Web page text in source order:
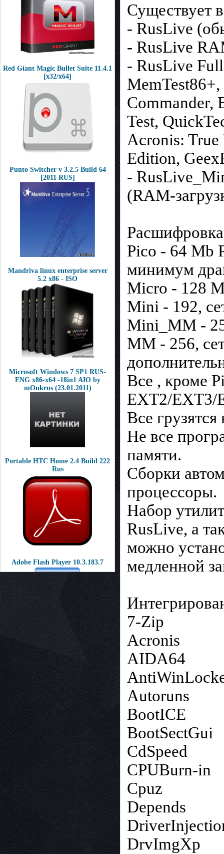
Red Giant Magic Bullet Suite 11.4.1
[x32/x64]
Punto Switcher v 3.2.5 Build 64
[2011 RUS]
Mandriva linux enterprise server
5.2 x86 - ISO
Microsoft Windows 7 SP1 RUS-
ENG x86-x64 -18in1 AIO by
mOnkrus (23.01.2011)
Portable HTC Home 2.4 Build 222
Rus
Adobe Flash Player 10.3.183.7
Существует
- RusLive
- RusLive
- RusLive
Commander,
Test,
Acronis:
Edition,
-
(RAM-
Pico - 64 Mb
минимум
Micro - 128
Mini - 192,
Mini_MM -
MM - 256,
Все , кроме
EXT2/EXT3/
Все
Не все
памяти.
Сборки
процессоры.
Набор
RusLive, а
можно
медленной
7-Zip
Acronis
AIDA64
Autoruns
BootICE
BootSectGui
CdSpeed
CPUBurn-in
Cpuz
Depends
DrvImgXp